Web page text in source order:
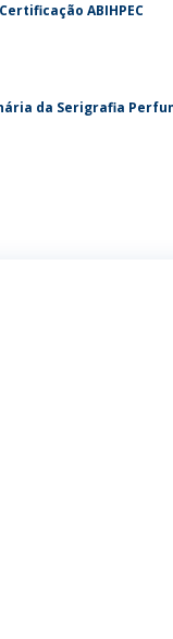
ABIHPEC
da Serigrafia